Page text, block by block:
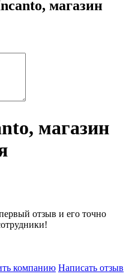
магазин
магазин
отзыв и его точно
компанию Написать отзыв